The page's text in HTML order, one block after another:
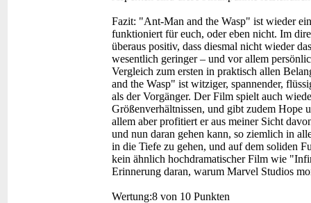
Fazit: "Ant-Man and the Wasp" ist wieder
funktioniert für euch, oder eben nicht. Im
überaus positiv, dass diesmal nicht wieder
wesentlich geringer – und vor allem
Vergleich zum ersten in praktisch allen
and the Wasp" ist witziger, spannender,
als der Vorgänger. Der Film spielt auch
Größenverhältnissen, und gibt zudem Hope
allem aber profitiert er aus meiner Sicht
und nun daran gehen kann, so ziemlich in
in die Tiefe zu gehen, und auf dem soliden
kein ähnlich hochdramatischer Film wie
Erinnerung daran, warum Marvel Studios
Wertung:8 von 10 Punkten